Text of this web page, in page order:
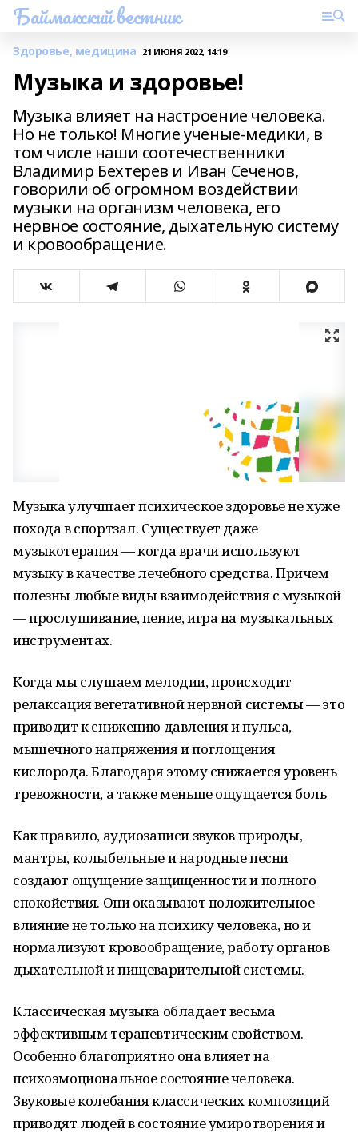
Баймакский вестник
Здоровье, медицина 21 ИЮНЯ 2022, 14:19
Музыка и здоровье!
Музыка влияет на настроение человека.
Но не только! Многие ученые-медики, в
том числе наши соотечественники
Владимир Бехтерев и Иван Сеченов,
говорили об огромном воздействии
музыки на организм человека, его
нервное состояние, дыхательную систему
и кровообращение.
Музыка улучшает психическое здоровье не хуже
похода в спортзал. Существует даже
музыкотерапия — когда врачи используют
музыку в качестве лечебного средства. Причем
полезны любые виды взаимодействия с музыкой
— прослушивание, пение, игра на музыкальных
инструментах.
Когда мы слушаем мелодии, происходит
релаксация вегетативной нервной системы — это
приводит к снижению давления и пульса,
мышечного напряжения и поглощения
кислорода. Благодаря этому снижается уровень
тревожности, а также меньше ощущается боль
Как правило, аудиозаписи звуков природы,
мантры, колыбельные и народные песни
создают ощущение защищенности и полного
спокойствия. Они оказывают положительное
влияние не только на психику человека, но и
нормализуют кровообращение, работу органов
дыхательной и пищеварительной системы.
Классическая музыка обладает весьма
эффективным терапевтическим свойством.
Особенно благоприятно она влияет на
психоэмоциональное состояние человека.
Звуковые колебания классических композиций
приводят людей в состояние умиротворения и